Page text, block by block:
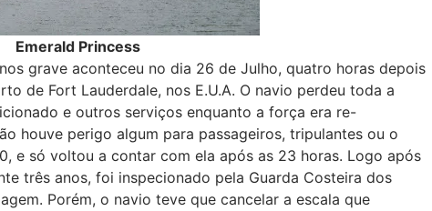
Emerald Princess
grave aconteceu no dia 26 de Julho, quatro horas depois
de Fort Lauderdale, nos E.U.A. O navio perdeu toda a
e outros serviços enquanto a força era re-
houve perigo algum para passageiros, tripulantes ou o
e só voltou a contar com ela após as 23 horas. Logo após
três anos, foi inspecionado pela Guarda Costeira dos
Porém, o navio teve que cancelar a escala que